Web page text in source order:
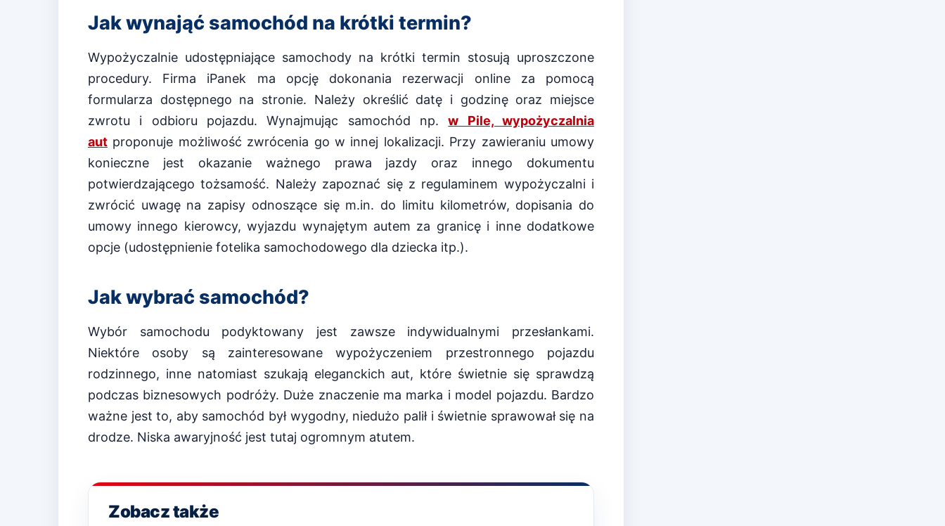
Jak wynająć samochód na krótki termin?
Wypożyczalnie udostępniające samochody na krótki termin stosują uproszczone
procedury. Firma iPanek ma opcję dokonania rezerwacji online za pomocą
formularza dostępnego na stronie. Należy określić datę i godzinę oraz miejsce
zwrotu i odbioru pojazdu. Wynajmując samochód np.w Pile, wypożyczalnia
aut proponuje możliwość zwrócenia go w innej lokalizacji. Przy zawieraniu umowy
konieczne jest okazanie ważnego prawa jazdy oraz innego dokumentu
potwierdzającego tożsamość. Należy zapoznać się z regulaminem wypożyczalni i
zwrócić uwagę na zapisy odnoszące się m.in. do limitu kilometrów, dopisania do
umowy innego kierowcy, wyjazdu wynajętym autem za granicę i inne dodatkowe
opcje (udostępnienie fotelika samochodowego dla dziecka itp.).
Jak wybrać samochód?
Wybór samochodu podyktowany jest zawsze indywidualnymi przesłankami.
Niektóre osoby są zainteresowane wypożyczeniem przestronnego pojazdu
rodzinnego, inne natomiast szukają eleganckich aut, które świetnie się sprawdzą
podczas biznesowych podróży. Duże znaczenie ma marka i model pojazdu. Bardzo
ważne jest to, aby samochód był wygodny, niedużo palił i świetnie sprawował się na
drodze. Niska awaryjność jest tutaj ogromnym atutem.
Zobacz także